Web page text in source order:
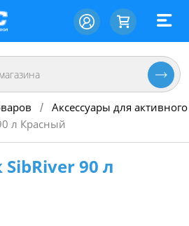
/ Аксессуары для
л Красный
90 л